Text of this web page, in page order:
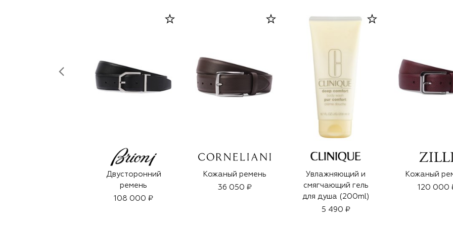
Двусторонний
ремень
108 000 ₽
Кожаный ремень
36 050 ₽
Увлажняющий и
смягчающий гель
для душа (200ml)
5 490 ₽
Кожаный
120 000